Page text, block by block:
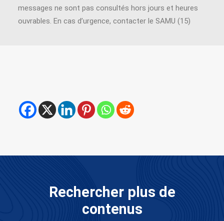
messages ne sont pas consultés hors jours et heures
ouvrables. En cas d’urgence, contacter le SAMU (15)
Rechercher plus de
contenus